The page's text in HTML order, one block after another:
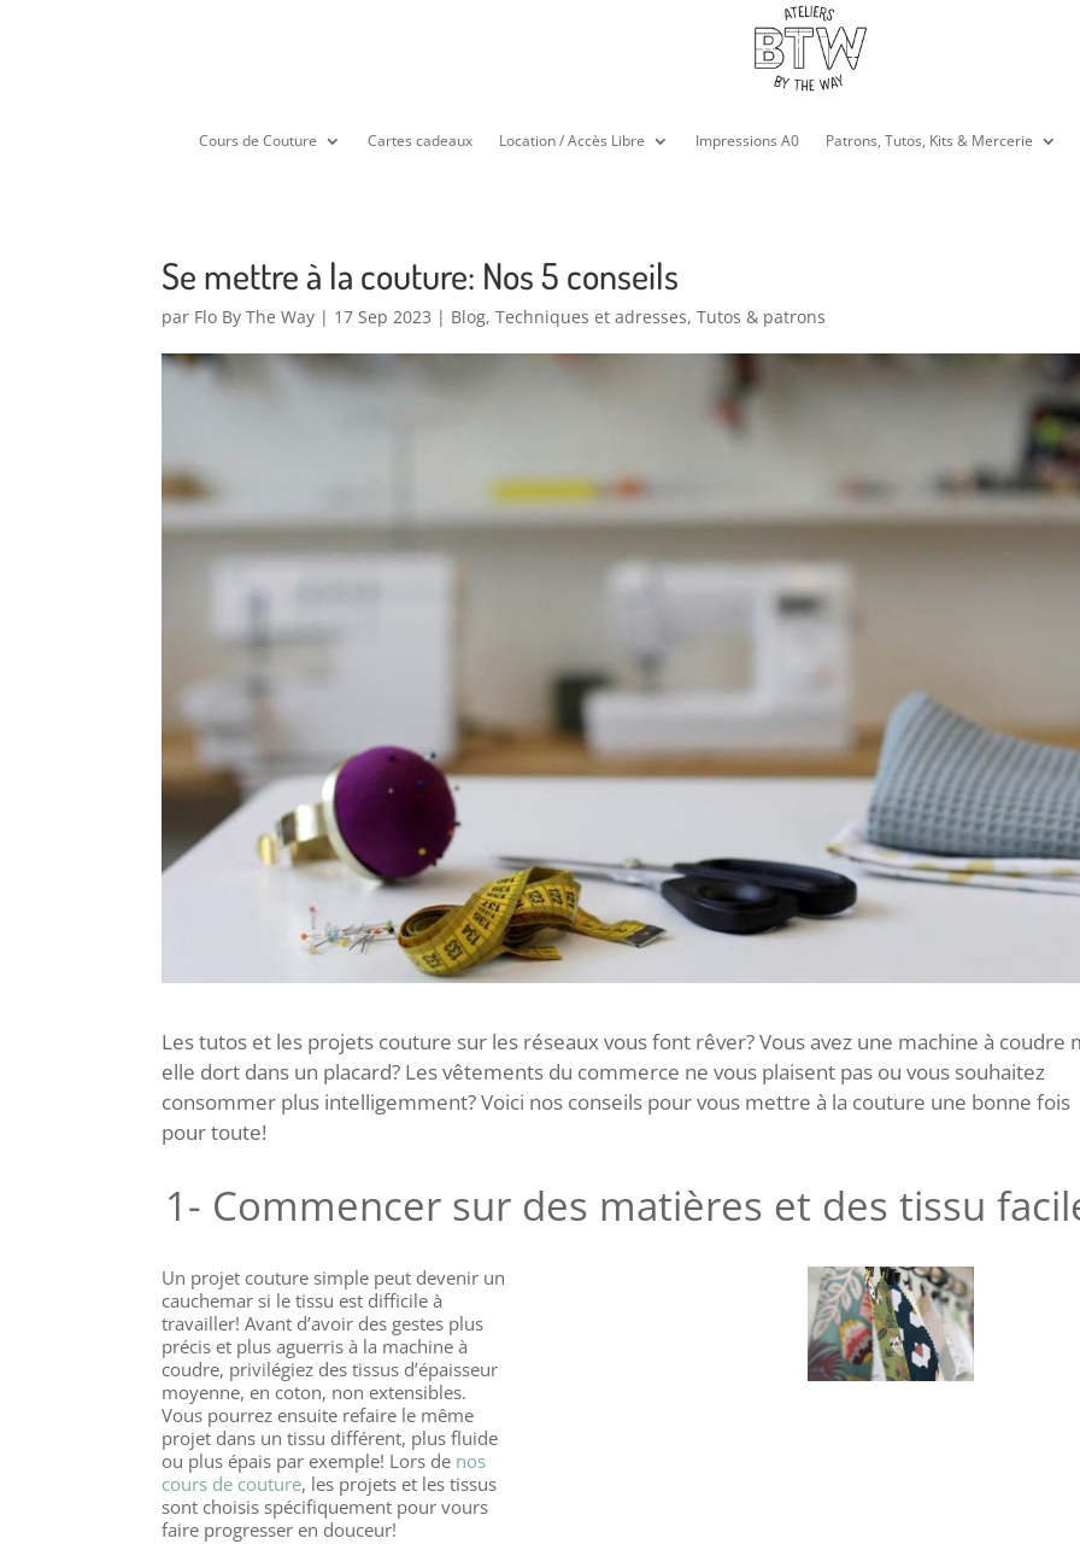
Cours de Couture Cartes cadeaux Location / Accès Libre Impressions A0 Patrons, Tutos, Kits & Mercerie
Se mettre à la couture: Nos 5 conseils
par Flo By The Way | 17 Sep 2023 | Blog,Techniques et adresses,Tutos & patrons
Les tutos et les projets couture sur les réseaux vous font rêver? Vous avez une machine à coudre
elle dort dans un placard? Les vêtements du commerce ne vous plaisent pas ou vous souhaitez
consommer plus intelligemment? Voici nos conseils pour vous mettre à la couture une bonne fois
pour toute!
1- Commencer sur des matières et des tissu
Un projet couture simple peut devenir un
cauchemar si le tissu est difficile à
travailler! Avant d’avoir des gestes plus
précis et plus aguerris à la machine à
coudre, privilégiez des tissus d’épaisseur
moyenne, en coton, non extensibles.
Vous pourrez ensuite refaire le même
projet dans un tissu différent, plus fluide
ou plus épais par exemple! Lors de nos
cours de couture, les projets et les tissus
sont choisis spécifiquement pour vours
faire progresser en douceur!